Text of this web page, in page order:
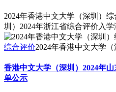
2024年香港中文大学（深圳）
圳）2024年浙江省综合评价入
综合评价2024年香港中文大学
香港中文大学（深圳）2024年
单公示